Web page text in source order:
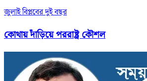
জুলাই বিপ্লবের দুই বছর
কোথায় দাঁড়িয়ে পররাষ্ট্র কৌশল